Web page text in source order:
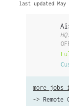
last updated May
more jobs
-> Remote